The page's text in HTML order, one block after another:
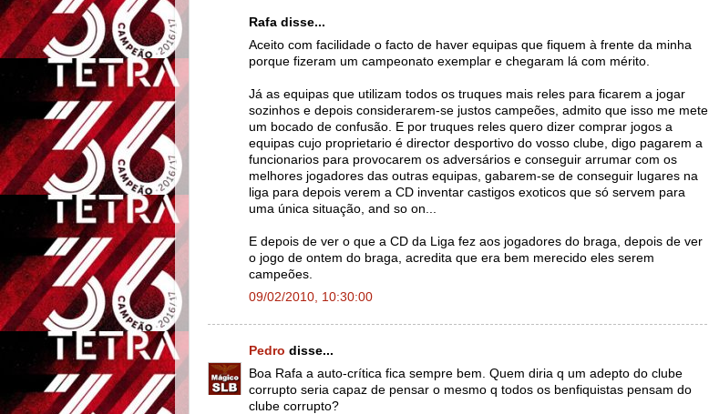
Rafa disse...
Aceito com facilidade o facto de haver equipas que fiquem à frente da minha
porque fizeram um campeonato exemplar e chegaram lá com mérito.
Já as equipas que utilizam todos os truques mais reles para ficarem a jogar
sozinhos e depois considerarem-se justos campeões, admito que isso me mete
um bocado de confusão. E por truques reles quero dizer comprar jogos a
equipas cujo proprietario é director desportivo do vosso clube, digo pagarem a
funcionarios para provocarem os adversários e conseguir arrumar com os
melhores jogadores das outras equipas, gabarem-se de conseguir lugares na
liga para depois verem a CD inventar castigos exoticos que só servem para
uma única situação, and so on...
E depois de ver o que a CD da Liga fez aos jogadores do braga, depois de ver
o jogo de ontem do braga, acredita que era bem merecido eles serem
campeões.
09/02/2010, 10:30:00
Pedro disse...
Boa Rafa a auto-crítica fica sempre bem. Quem diria q um adepto do clube
corrupto seria capaz de pensar o mesmo q todos os benfiquistas pensam do
clube corrupto?